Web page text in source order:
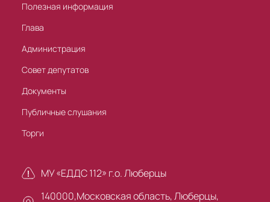
Полезная информация
Глава
Администрация
Совет депутатов
Документы
Публичные слушания
Торги
МУ «ЕДДС 112» г.о. Люберцы
140000,Московская область, Люберцы,